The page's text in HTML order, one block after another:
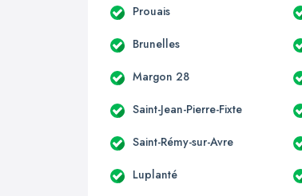
Prouais
Brunelles
Margon 28
Saint-Jean-Pierre-Fixte
Saint-Rémy-sur-Avre
Luplanté